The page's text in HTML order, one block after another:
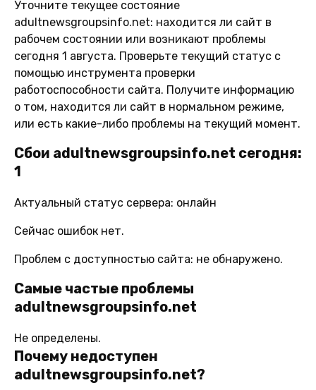
Уточните текущее состояние
adultnewsgroupsinfo.net: находится ли сайт в
рабочем состоянии или возникают проблемы
сегодня 1 августа. Проверьте текущий статус с
помощью инструмента проверки
работоспособности сайта. Получите информацию
о том, находится ли сайт в нормальном режиме,
или есть какие-либо проблемы на текущий момент.
Сбои adultnewsgroupsinfo.net сегодня:
1
Актуальный статус сервера: онлайн
Сейчас ошибок нет.
Проблем с доступностью сайта: не обнаружено.
Самые частые проблемы
adultnewsgroupsinfo.net
Не определены.
Почему недоступен
adultnewsgroupsinfo.net?